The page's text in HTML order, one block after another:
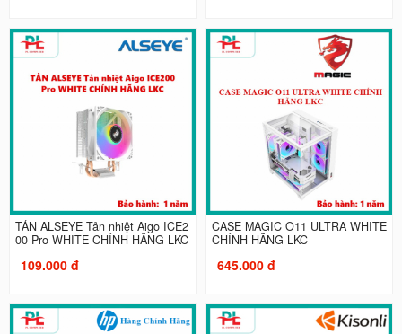
TẢN ALSEYE Tản nhiệt Aigo ICE2
00 Pro WHITE CHÍNH HÃNG LKC
109.000 đ
CASE MAGIC O11 ULTRA WHITE
CHÍNH HÃNG LKC
645.000 đ